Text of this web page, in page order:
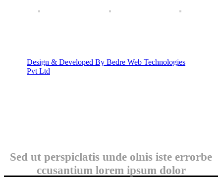
Design & Developed By Bedre Web Technologies
Pvt Ltd
Sed ut perspiclatis unde olnis iste errorbe
ccusantium lorem ipsum dolor